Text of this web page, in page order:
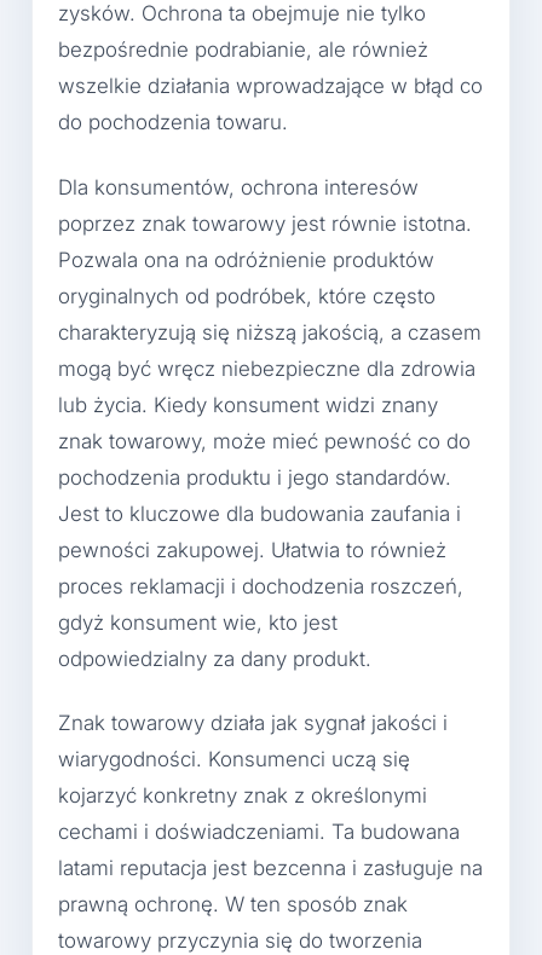
zysków. Ochrona ta obejmuje nie tylko
bezpośrednie podrabianie, ale również
wszelkie działania wprowadzające w błąd co
do pochodzenia towaru.
Dla konsumentów, ochrona interesów
poprzez znak towarowy jest równie istotna.
Pozwala ona na odróżnienie produktów
oryginalnych od podróbek, które często
charakteryzują się niższą jakością, a czasem
mogą być wręcz niebezpieczne dla zdrowia
lub życia. Kiedy konsument widzi znany
znak towarowy, może mieć pewność co do
pochodzenia produktu i jego standardów.
Jest to kluczowe dla budowania zaufania i
pewności zakupowej. Ułatwia to również
proces reklamacji i dochodzenia roszczeń,
gdyż konsument wie, kto jest
odpowiedzialny za dany produkt.
Znak towarowy działa jak sygnał jakości i
wiarygodności. Konsumenci uczą się
kojarzyć konkretny znak z określonymi
cechami i doświadczeniami. Ta budowana
latami reputacja jest bezcenna i zasługuje na
prawną ochronę. W ten sposób znak
towarowy przyczynia się do tworzenia